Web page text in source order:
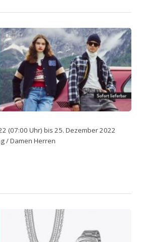
(07:00 Uhr) bis 25. Dezember 2022
/ Damen Herren